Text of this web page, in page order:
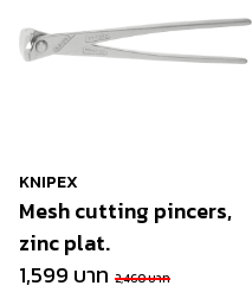
KNIPEX
Mesh cutting pincers,
zinc plat.
1,599 บาท 2,460 บาท